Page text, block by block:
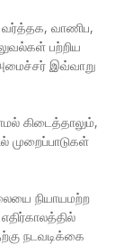
வர்த்தக, வாணிப,
பற்றிய
இவ்வாறு
கிடைத்தாலும்,
முறைப்பாடுகள்
நியாயமற்ற
நடவடிக்கை